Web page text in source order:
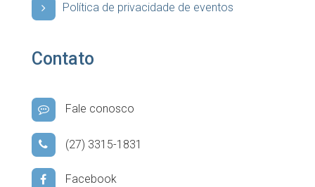
Política de privacidade de eventos
Contato
Fale conosco
(27) 3315-1831
Facebook